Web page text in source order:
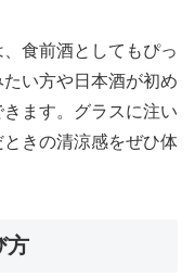
食前酒としてもぴっ
い方や日本酒が初め
ます。グラスに注い
きの清涼感をぜひ体
方